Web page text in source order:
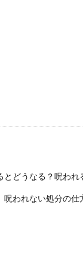
とどうなる？呪われ
呪われない処分の仕